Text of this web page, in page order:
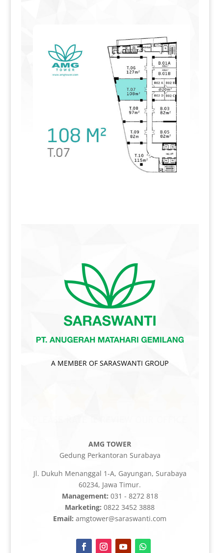
A MEMBER OF SARASWANTI GROUP
AMG TOWER
Gedung Perkantoran Surabaya
Jl. Dukuh Menanggal 1-A, Gayungan, Surabaya
60234, Jawa Timur.
Management: 031 - 8272 818
Marketing: 0822 3452 3888
Email: amgtower@saraswanti.com